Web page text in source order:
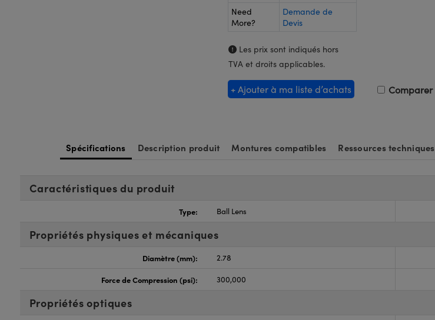
Need
More?
Demande de
Devis
Les prix sont indiqués hors
TVA et droits applicables.
+ Ajouter à ma liste d’achats Comparer
Spécifications Description produit Montures compatibles Ressources techniques
Caractéristiques du produit
Type: Ball Lens
Propriétés physiques et mécaniques
Diamètre (mm): 2.78
Force de Compression (psi): 300,000
Propriétés optiques